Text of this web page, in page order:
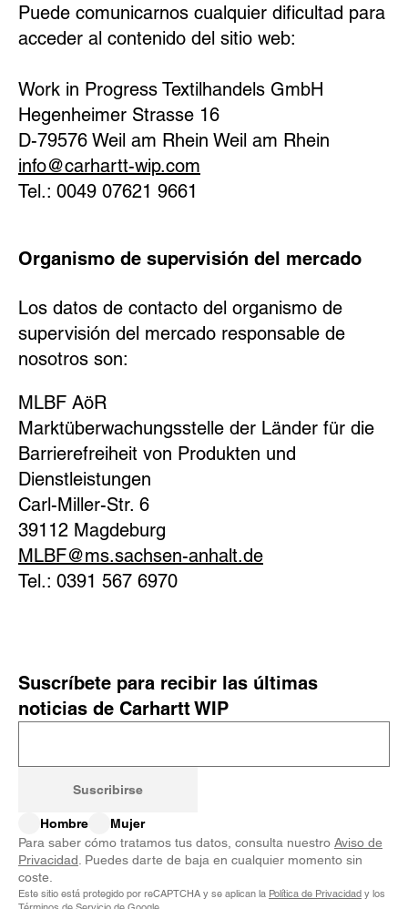
Puede comunicarnos cualquier dificultad para
acceder al contenido del sitio web:
Work in Progress Textilhandels GmbH
Hegenheimer Strasse 16
D-79576 Weil am Rhein Weil am Rhein
info@carhartt-wip.com
Tel.: 0049 07621 9661
Organismo de supervisión del mercado
Los datos de contacto del organismo de
supervisión del mercado responsable de
nosotros son:
MLBF AöR
Marktüberwachungsstelle der Länder für die
Barrierefreiheit von Produkten und
Dienstleistungen
Carl-Miller-Str. 6
39112 Magdeburg
MLBF@ms.sachsen-​anhalt.de
Tel.: 0391 567 6970
Suscríbete para recibir las últimas
noticias de Carhartt WIP
Suscribirse
Hombre
Mujer
Para saber cómo tratamos tus datos, consulta nuestro Aviso de
Privacidad . Puedes darte de baja en cualquier momento sin
coste.
Este sitio está protegido por reCAPTCHA y se aplican la Política de Privacidad y los